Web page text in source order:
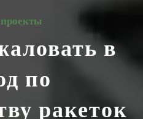
в
по
ракеток